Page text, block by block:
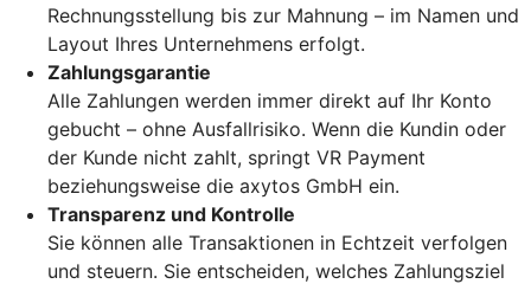
Rechnungsstellung bis zur Mahnung – im Namen und
Layout Ihres Unternehmens erfolgt.
Zahlungsgarantie
Alle Zahlungen werden immer direkt auf Ihr Konto
gebucht – ohne Ausfallrisiko. Wenn die Kundin oder
der Kunde nicht zahlt, springt VR Payment
beziehungsweise die axytos GmbH ein.
Transparenz und Kontrolle
Sie können alle Transaktionen in Echtzeit verfolgen
und steuern. Sie entscheiden, welches Zahlungsziel